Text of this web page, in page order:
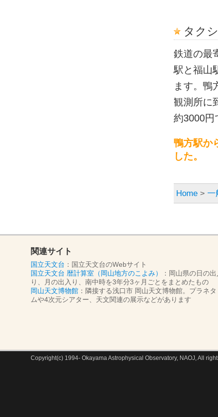
タク
鉄道の最
駅と福山
ます。鴨
観測所に
約3000円
鴨方駅か
した。
Home > 一
関連サイト
国立天文台 ：国立天文台のWebサイト
国立天文台 暦計算室（岡山地方のこよみ）
：岡山県の日の
り、月の出入り、南中時を3年分3ヶ月ごとをまとめたもの
岡山天文博物館 ：隣接する浅口市 岡山天文博物館。プラネタ
ムや4次元シアター、天文関連の展示などがあります
Copyright(c) 1994- Okayama Astrophysical Observatory, NAOJ, All